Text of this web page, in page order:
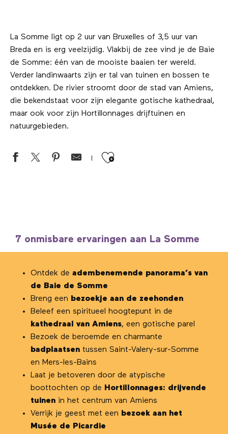
La Somme ligt op 2 uur van Bruxelles of 3,5 uur van
Breda en is erg veelzijdig. Vlakbij de zee vind je de Baie
de Somme: één van de mooiste baaien ter wereld.
Verder landinwaarts zijn er tal van tuinen en bossen te
ontdekken. De rivier stroomt door de stad van Amiens,
die bekendstaat voor zijn elegante gotische kathedraal,
maar ook voor zijn Hortillonnages drijftuinen en
natuurgebieden.
Ajouter aux
7 onmisbare ervaringen aan La Somme
Ontdek de adembenemende panorama’s van
de Baie de Somme
Breng een bezoekje aan de zeehonden
Beleef een spiritueel hoogtepunt in de
kathedraal van Amiens, een gotische parel
Bezoek de beroemde en charmante
badplaatsen tussen Saint-Valery-sur-Somme
en Mers-les-Bains
Laat je betoveren door de atypische
boottochten op de Hortillonnages: drijvende
tuinen in het centrum van Amiens
Verrijk je geest met een bezoek aan het
Musée de Picardie